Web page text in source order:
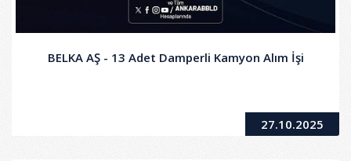
BELKA AŞ - 13 Adet Damperli Kamyon Alım İşi
27.10.2025